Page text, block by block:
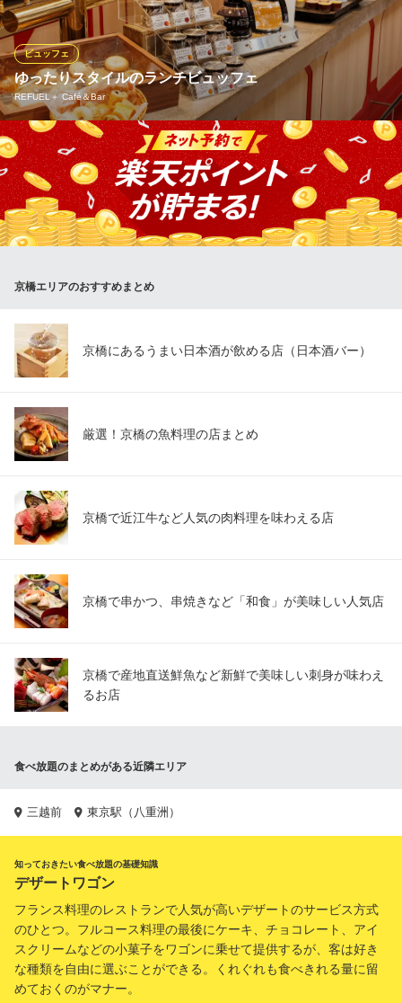
本格インド料理ASHIRWAD 宝町店
ナンが自慢のビュッフェ
都営浅草線宝町駅 徒歩1分
東京都中央区京橋3-11-2 アパホテル銀座宝町
ゆったりスタイルのランチビュッフェ
REFUEL＋ Café＆Bar
ビュッフェ
ランチは嬉しい時間無制限。銀座エリアという好立地にありなが
ら、気軽に楽しめる価格帯も魅力です。ビュッフェには、軽やか
で彩り豊かなデリとともにクロワッサンやパン・オ・ショコラな
ど10種類以上の焼きたてパンをラインナップ。その日の気分に合
わせてお楽しみいただける12種類のティーセレクションも必見で
す。
REFUEL＋ Café＆Bar
地下鉄銀座線京橋駅 徒歩1分
東京都中央区京橋2-5-4 lyf銀座東京1〜2F
京橋エリアのおすすめまとめ
京橋にあるうまい日本酒が飲める店（日本酒バー）
厳選！京橋の魚料理の店まとめ
京橋で近江牛など人気の肉料理を味わえる店
京橋で串かつ、串焼きなど「和食」が美味しい人気店
京橋で産地直送鮮魚など新鮮で美味しい刺身が味わえ
るお店
食べ放題のまとめがある近隣エリア
三越前 東京駅（八重洲）
知っておきたい食べ放題の基礎知識
デザートワゴン
フランス料理のレストランで人気が高いデザートのサービス方式
のひとつ。フルコース料理の最後にケーキ、チョコレート、アイ
スクリームなどの小菓子をワゴンに乗せて提供するが、客は好き
な種類を自由に選ぶことができる。くれぐれも食べきれる量に留
めておくのがマナー。